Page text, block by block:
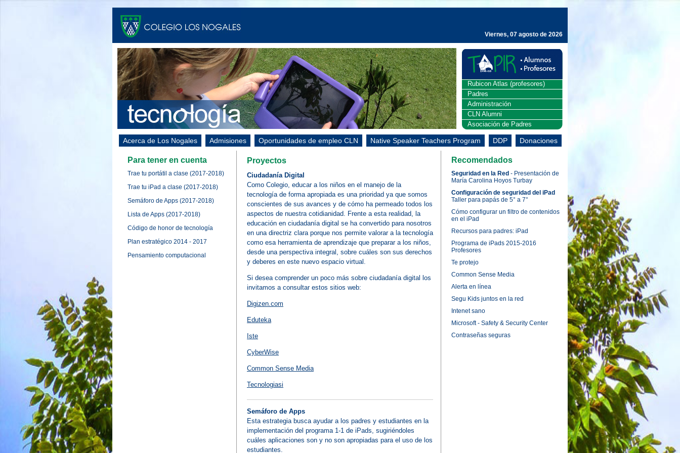
Viernes, 07 agosto de 2026
Rubicon Atlas (profesores)
Padres
Administración
CLN Alumni
Asociación de Padres
Acerca de Los Nogales Admisiones Oportunidades de empleo CLN Native Speaker Teachers Program DDP Donaciones
Para tener en cuenta
Trae tu portátil a clase (2017-2018)
Trae tu iPad a clase (2017-2018)
Semáforo de Apps (2017-2018)
Lista de Apps (2017-2018)
Código de honor de tecnología
Plan estratégico 2014 - 2017
Pensamiento computacional
Proyectos
Ciudadanía Digital
Como Colegio, educar a los niños en el manejo de la
tecnología de forma apropiada es una prioridad ya que somos
conscientes de sus avances y de cómo ha permeado todos los
aspectos de nuestra cotidianidad. Frente a esta realidad, la
educación en ciudadanía digital se ha convertido para nosotros
en una directriz clara porque nos permite valorar a la tecnología
como esa herramienta de aprendizaje que preparar a los niños,
desde una perspectiva integral, sobre cuáles son sus derechos
y deberes en este nuevo espacio virtual.
Si desea comprender un poco más sobre ciudadanía digital los
invitamos a consultar estos sitios web:
Digizen.com
Eduteka
Iste
CyberWise
Common Sense Media
Tecnologiasi
Semáforo de Apps
Esta estrategia busca ayudar a los padres y estudiantes en la
implementación del programa 1-1 de iPads, sugiriéndoles
cuáles aplicaciones son y no son apropiadas para el uso de los
estudiantes.
Recomendados
Seguridad en la Red - Presentación de
María Carolina Hoyos Turbay
Configuración de seguridad del iPad
Taller para papás de 5° a 7°
Cómo configurar un filtro de contenidos
en el iPad
Recursos para padres: iPad
Programa de iPads 2015-2016
Profesores
Te protejo
Common Sense Media
Alerta en línea
Segu Kids juntos en la red
Intenet sano
Microsoft - Safety & Security Center
Contraseñas seguras